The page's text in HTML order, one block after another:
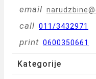
email
call 011/3432971
print 0600350661
Kategorije